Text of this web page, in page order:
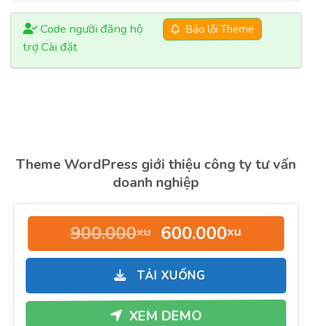
Code người đăng hộ
trợ Cài đặt
Báo lỗi Theme
Theme WordPress giới thiệu công ty tư vấn
doanh nghiệp
900.000xu Giá
gốc
là:
900.000xu.
600.000xu
hiện
TẢI XUỐNG
XEM DEMO